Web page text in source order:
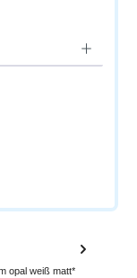
opal weiß matt*